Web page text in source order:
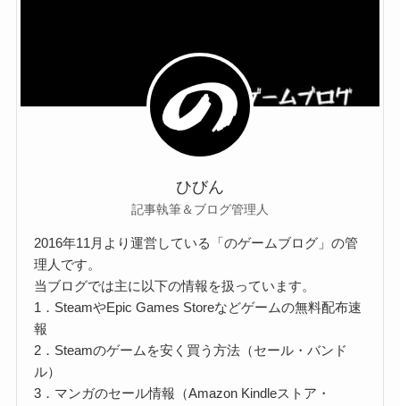
ひびん
記事執筆＆ブログ管理人
2016年11月より運営している「のゲームブログ」の管
理人です。
当ブログでは主に以下の情報を扱っています。
1．SteamやEpic Games Storeなどゲームの無料配布速
報
2．Steamのゲームを安く買う方法（セール・バンド
ル）
3．マンガのセール情報（Amazon Kindleストア・